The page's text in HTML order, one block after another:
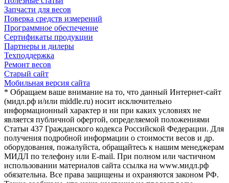
Запчасти для весов
Поверка средств измерений
Программное обеспечение
Сертификаты продукции
Партнеры и дилеры
Техподдержка
Ремонт весов
Старый сайт
Мобильная версия сайта
* Обращаем ваше внимание на то, что данный Интернет-сайт
(мидл.рф и/или middle.ru) носит исключительно
информационный характер и ни при каких условиях не
является публичной офертой, определяемой положениями
Статьи 437 Гражданского кодекса Российской Федерации. Для
получения подробной информации о стоимости весов и др.
оборудования, пожалуйста, обращайтесь к нашим менеджерам
МИДЛ по телефону или E-mail. При полном или частичном
использовании материалов сайта ссылка на www.мидл.рф
обязательна. Все права защищены и охраняются законом РФ.